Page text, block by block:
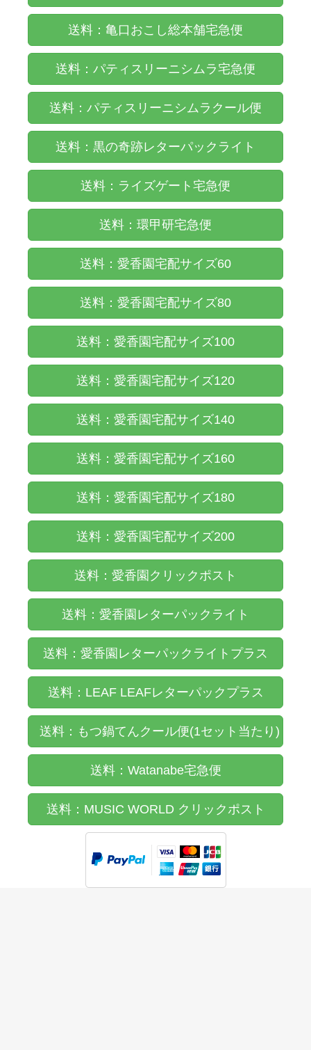
送料：亀口おこし総本舗宅急便
送料：パティスリーニシムラ宅急便
送料：パティスリーニシムラクール便
送料：黒の奇跡レターパックライト
送料：ライズゲート宅急便
送料：環甲研宅急便
送料：愛香園宅配サイズ60
送料：愛香園宅配サイズ80
送料：愛香園宅配サイズ100
送料：愛香園宅配サイズ120
送料：愛香園宅配サイズ140
送料：愛香園宅配サイズ160
送料：愛香園宅配サイズ180
送料：愛香園宅配サイズ200
送料：愛香園クリックポスト
送料：愛香園レターパックライト
送料：愛香園レターパックライトプラス
送料：LEAF LEAFレターパックプラス
送料：もつ鍋てんクール便(1セット当たり)
送料：Watanabe宅急便
送料：MUSIC WORLD クリックポスト